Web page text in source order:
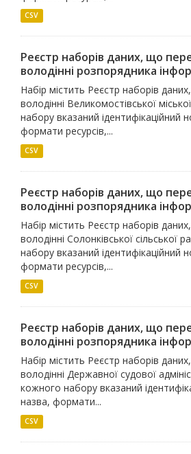
CSV
Реєстр наборів даних, що
володінні розпорядника
Набір містить Реєстр наборів
володінні Великомостівської
набору вказаний ідентифікаційний
формати ресурсів,...
CSV
Реєстр наборів даних, що
володінні розпорядника
Набір містить Реєстр наборів
володінні Солонківської сільської
набору вказаний ідентифікаційний
формати ресурсів,...
CSV
Реєстр наборів даних, що
володінні розпорядника
Набір містить Реєстр наборів
володінні Державної судової
кожного набору вказаний
назва, формати...
CSV